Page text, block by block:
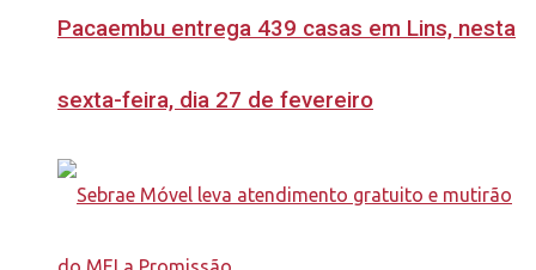
Pacaembu entrega 439 casas em Lins, nesta
sexta-feira, dia 27 de fevereiro